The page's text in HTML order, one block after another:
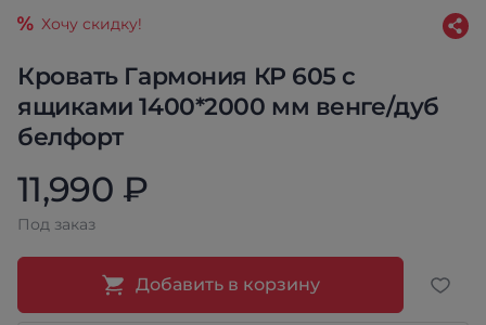
Кровать Гармония КР 605 с
ящиками 1400*2000 мм венге/дуб
белфорт
Хочу скидку!
11,990 ₽
Под заказ
Добавить в корзину